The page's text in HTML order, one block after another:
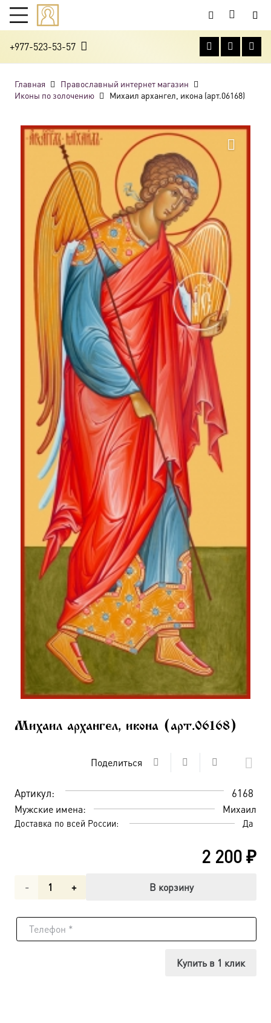
+977-523-53-57
Главная
Православный интернет магазин
Иконы по золочению
Михаил архангел, икона (арт.06168)
Михаил архангел, икона (арт.06168)
Поделиться
Артикул: 6168
Мужские имена: Михаил
Доставка по всей России: Да
2 200₽
Количество
Михаил
В корзину
Купить в 1 клик